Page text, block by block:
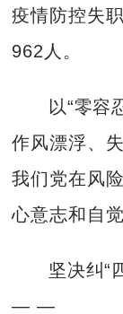
疫情防控失
962人。
以“零容
作风漂浮、
我们党在风
心意志和自觉
坚决纠“
— —